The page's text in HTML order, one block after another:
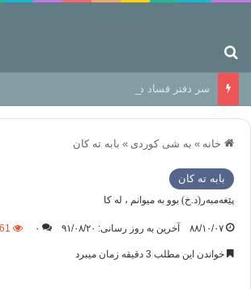
سر دفتر فساد در زمین‌، دوری وکناره‌گیری از
خانه » به شی کوردی » بابه ته كان
بابه ته كان
پێغه‌مبه‌ر(د.خ) بوو به‌ میوانم ، له کا
۸۸/۱۰/۰۷ آخرین به روز رسانی: ۹۱/۰۸/۲۰ ۰
خواندن این مطلب 3 دقیقه زمان میبرد